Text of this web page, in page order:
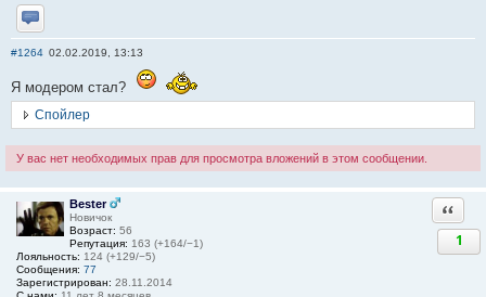
Отправить личное сообщение
#1264 02.02.2019, 13:13
Я модером стал?
Спойлер
У вас нет необходимых прав для просмотра вложений в этом сообщении.
Bester
Новичок
Возраст: 56
Репутация: 163 (+164/−1)
Лояльность: 124 (+129/−5)
Сообщения: 77
Зарегистрирован: 28.11.2014
1